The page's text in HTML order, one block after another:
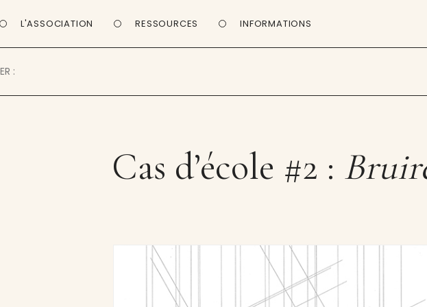
L'ASSOCIATION RESSOURCES INFORMATIONS
Cas d’école #2 :